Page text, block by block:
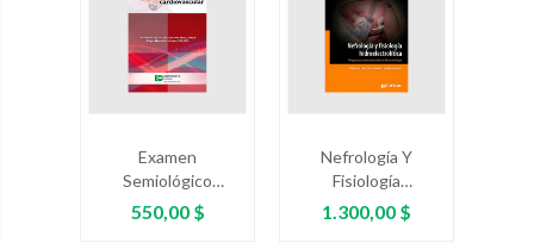
Examen
Semiológico
Cardiovascular
Precio
550,00 $
Nefrología Y
Fisiología
Hidroeléctrica.
Preguntas Y
Precio
1.300,00 $